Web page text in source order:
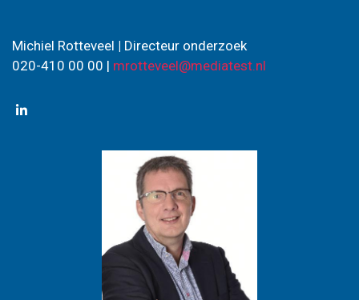
Michiel Rotteveel | Directeur onderzoek
020-410 00 00 | mrotteveel@mediatest.nl